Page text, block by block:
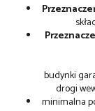
budynki
drogi
minimalna